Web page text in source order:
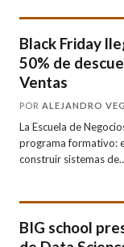
Black Friday
50% de
Ventas
POR ALEJANDRO
La Escuela de
programa formativo:
construir sistemas
BIG school